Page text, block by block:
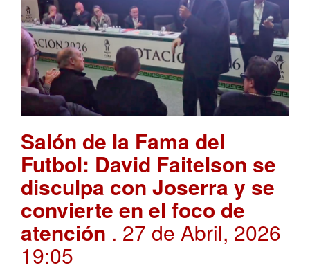
Salón de la Fama del
Futbol: David Faitelson se
disculpa con Joserra y se
convierte en el foco de
atención . 27 de Abril, 2026
19:05